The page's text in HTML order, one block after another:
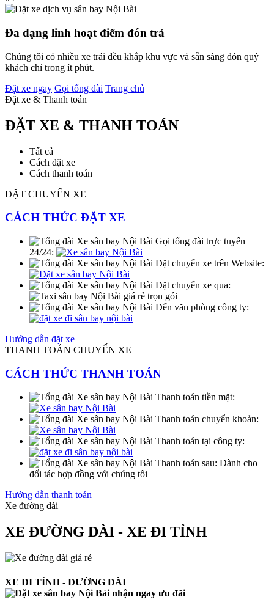
Đa dạng linh hoạt điểm đón trả
Chúng tôi có nhiều xe trải đều khắp khu vực và sẵn sàng đón quý
khách chỉ trong ít phút.
Đặt xe ngay Gọi tổng đài Trang chủ
Đặt xe & Thanh toán
ĐẶT XE & THANH TOÁN
Tất cả
Cách đặt xe
Cách thanh toán
ĐẶT CHUYẾN XE
CÁCH THỨC ĐẶT XE
Gọi tổng đài trực tuyến
24/24:
Đặt chuyến xe trên Website:
Đặt chuyến xe qua:
Đến văn phòng công ty:
Hướng dẫn đặt xe
THANH TOÁN CHUYẾN XE
CÁCH THỨC THANH TOÁN
Thanh toán tiền mặt:
Thanh toán chuyển khoản:
Thanh toán tại công ty:
Thanh toán sau: Dành cho
đối tác hợp đồng với chúng tôi
Hướng dẫn thanh toán
Xe đường dài
XE ĐƯỜNG DÀI - XE ĐI TỈNH
XE ĐI TỈNH - ĐƯỜNG DÀI